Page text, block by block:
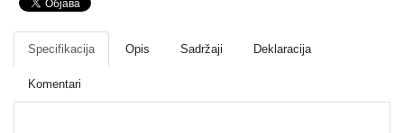
Fotoaparati
kamere
Specifikacija Opis Sadržaji Deklaracija
Komentari